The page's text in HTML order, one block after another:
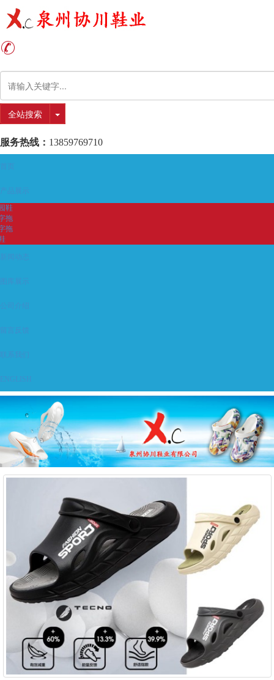
全站搜索
服务热线： 13859769710
首页
产品展示
鞋
拖
拖
新闻动态
图库展示
公司介绍
留言反馈
联系我们
ENGLISH